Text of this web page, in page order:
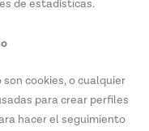
de estadísticas.
cookies, o cualquier
para crear perfiles
hacer el seguimiento